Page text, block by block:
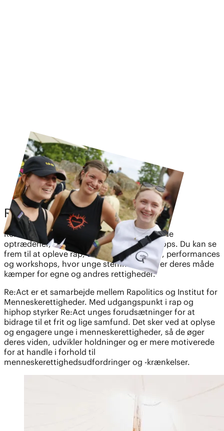
RE:ACT
Re:Act er en platform for eksperimenterende
optrædener, inspirerende talks og workshops. Du kan se
frem til at opleve rap, talks, paneldebatter, performances
og workshops, hvor unge stemmer på hver deres måde
kæmper for egne og andres rettigheder.
Re:Act er et samarbejde mellem Rapolitics og Institut for
Menneskerettigheder. Med udgangspunkt i rap og
hiphop styrker Re:Act unges forudsætninger for at
bidrage til et frit og lige samfund. Det sker ved at oplyse
og engagere unge i menneskerettigheder, så de øger
deres viden, udvikler holdninger og er mere motiverede
for at handle i forhold til
menneskerettighedsudfordringer og -krænkelser.